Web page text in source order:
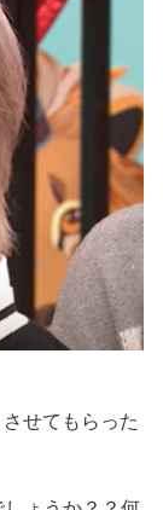
せてもらった